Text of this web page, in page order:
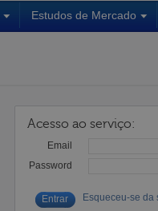
Estudos de Mercado
Acesso ao serviço:
Email
Password
Esqueceu-se da